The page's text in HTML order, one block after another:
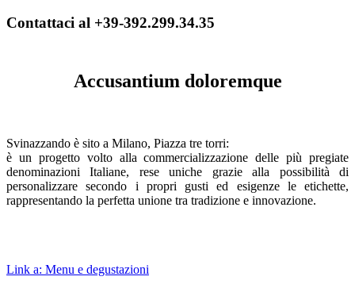
Contattaci al +39-392.299.34.35
Accusantium doloremque
Svinazzando è sito a Milano, Piazza tre torri:
è un progetto volto alla commercializzazione delle più pregiate
denominazioni Italiane, rese uniche grazie alla possibilità di
personalizzare secondo i propri gusti ed esigenze le etichette,
rappresentando la perfetta unione tra tradizione e innovazione.
Link a: Menu e degustazioni